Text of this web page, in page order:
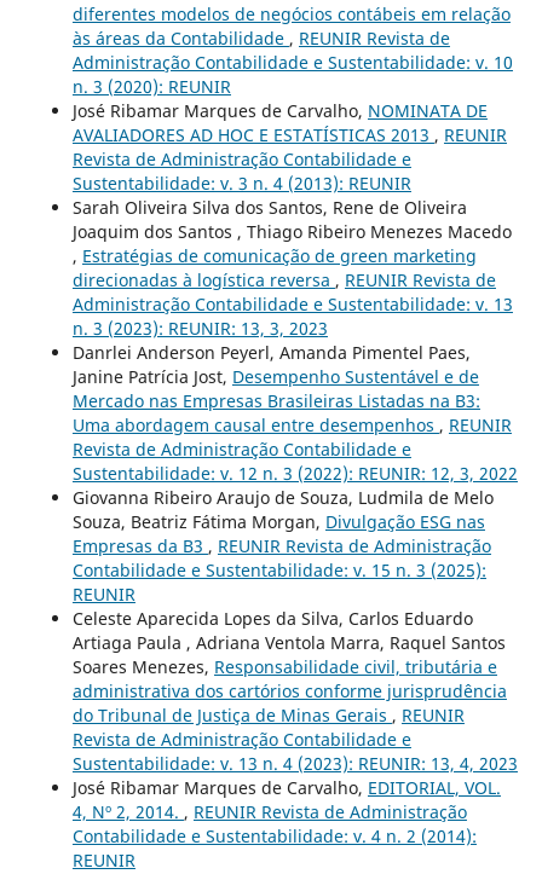
diferentes modelos de negócios contábeis em relação
às áreas da Contabilidade , REUNIR Revista de
Administração Contabilidade e Sustentabilidade: v. 10
n. 3 (2020): REUNIR
José Ribamar Marques de Carvalho, NOMINATA DE
AVALIADORES AD HOC E ESTATÍSTICAS 2013 , REUNIR
Revista de Administração Contabilidade e
Sustentabilidade: v. 3 n. 4 (2013): REUNIR
Sarah Oliveira Silva dos Santos, Rene de Oliveira
Joaquim dos Santos , Thiago Ribeiro Menezes Macedo
, Estratégias de comunicação de green marketing
direcionadas à logística reversa , REUNIR Revista de
Administração Contabilidade e Sustentabilidade: v. 13
n. 3 (2023): REUNIR: 13, 3, 2023
Danrlei Anderson Peyerl, Amanda Pimentel Paes,
Janine Patrícia Jost, Desempenho Sustentável e de
Mercado nas Empresas Brasileiras Listadas na B3:
Uma abordagem causal entre desempenhos , REUNIR
Revista de Administração Contabilidade e
Sustentabilidade: v. 12 n. 3 (2022): REUNIR: 12, 3, 2022
Giovanna Ribeiro Araujo de Souza, Ludmila de Melo
Souza, Beatriz Fátima Morgan, Divulgação ESG nas
Empresas da B3 , REUNIR Revista de Administração
Contabilidade e Sustentabilidade: v. 15 n. 3 (2025):
REUNIR
Celeste Aparecida Lopes da Silva, Carlos Eduardo
Artiaga Paula , Adriana Ventola Marra, Raquel Santos
Soares Menezes, Responsabilidade civil, tributária e
administrativa dos cartórios conforme jurisprudência
do Tribunal de Justiça de Minas Gerais , REUNIR
Revista de Administração Contabilidade e
Sustentabilidade: v. 13 n. 4 (2023): REUNIR: 13, 4, 2023
José Ribamar Marques de Carvalho, EDITORIAL, VOL.
4, Nº 2, 2014. , REUNIR Revista de Administração
Contabilidade e Sustentabilidade: v. 4 n. 2 (2014):
REUNIR